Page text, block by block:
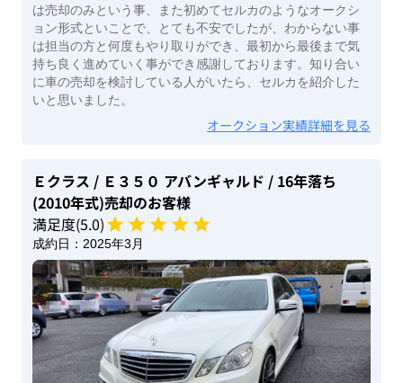
は売却のみという事、また初めてセルカのようなオークシ
ョン形式といことで、とても不安でしたが、わからない事
は担当の方と何度もやり取りができ、最初から最後まで気
持ち良く進めていく事ができ感謝しております。知り合い
に車の売却を検討している人がいたら、セルカを紹介した
いと思いました。
オークション実績詳細を見る
Ｅクラス / Ｅ３５０ アバンギャルド / 16年落ち
(2010年式)売却のお客様
満足度(5.0)
成約日： 2025年3月